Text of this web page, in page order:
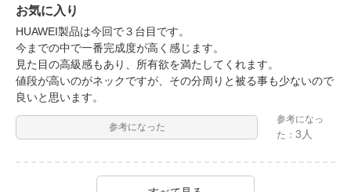
お気に入り
HUAWEI製品は今回で３台目です。
今までの中で一番完成度が高く感じます。
見た目の高級感もあり、所有欲を満たしてくれます。
値段が高いのがネックですが、その分周りと被る事も少ないので
良いと思います。
参考になった
参考になっ
た：3人